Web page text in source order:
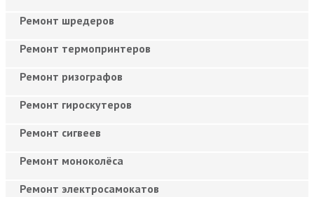
Ремонт шредеров
Ремонт термопринтеров
Ремонт ризографов
Ремонт гироскутеров
Ремонт сигвеев
Ремонт моноколёса
Ремонт электросамокатов